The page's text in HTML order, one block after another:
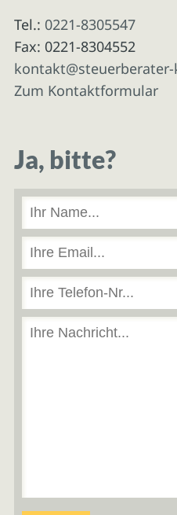
Tel.: 0221-8305547
Fax: 0221-8304552
Zum Kontaktformular
Ja, bitte?